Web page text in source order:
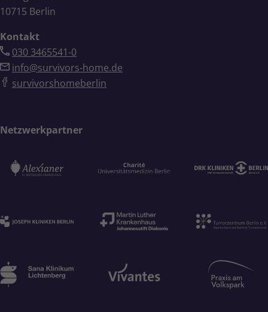
10715 Berlin
Kontakt
030 3465541-0
info@survivors-home.de
survivorshomeberlin
Netzwerkpartner